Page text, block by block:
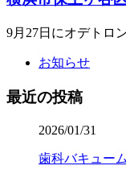
9月27日にオデトロ
お知らせ
最近の投稿
2026/01/31
歯科バキュー